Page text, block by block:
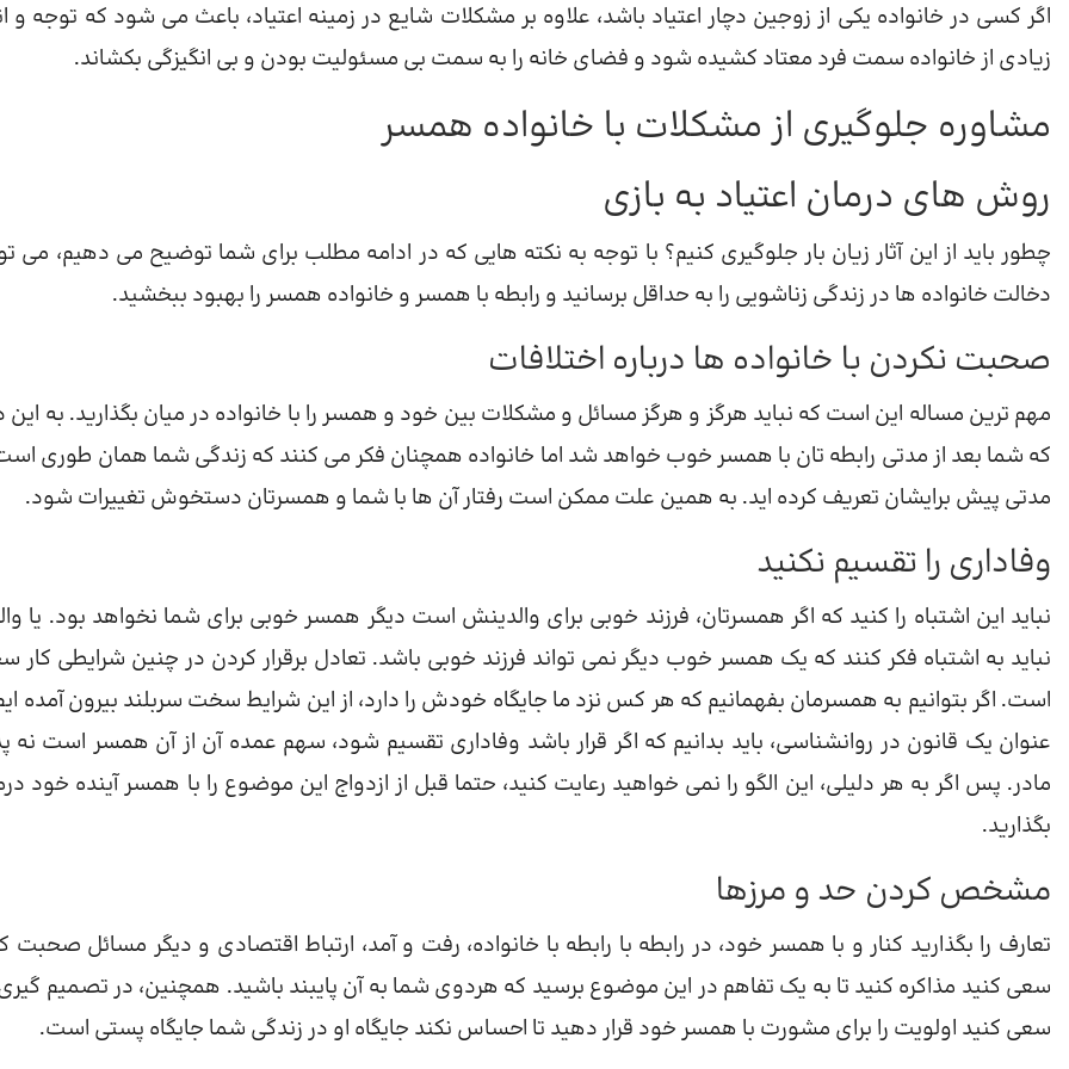
اگر کسی در خانواده یکی از زوجین دچار اعتیاد باشد، علاوه بر مشکلات شایع در زمینه اعتیاد، باعث می شود که توجه و
زیادی از خانواده سمت فرد معتاد کشیده شود و فضای خانه را به سمت بی مسئولیت بودن و بی انگیزگی بکشاند.
مشاوره جلوگیری از مشکلات با خانواده همسر
روش های درمان اعتیاد به بازی
چطور باید از این آثار زیان بار جلوگیری کنیم؟ با توجه به نکته هایی که در ادامه مطلب برای شما توضیح می دهیم، می
دخالت خانواده ها در زندگی زناشویی را به حداقل برسانید و رابطه با همسر و خانواده همسر را بهبود ببخشید.
صحبت نکردن با خانواده ها درباره اختلافات
مهم ترین مساله این است که نباید هرگز و هرگز مسائل و مشکلات بین خود و همسر را با خانواده در میان بگذارید. به این
که شما بعد از مدتی رابطه تان با همسر خوب خواهد شد اما خانواده همچنان فکر می کنند که زندگی شما همان طوری
مدتی پیش برایشان تعریف کرده اید. به همین علت ممکن است رفتار آن ها با شما و همسرتان دستخوش تغییرات شود.
وفاداری را تقسیم نکنید
نباید این اشتباه را کنید که اگر همسرتان، فرزند خوبی برای والدینش است دیگر همسر خوبی برای شما نخواهد بود. یا
نباید به اشتباه فکر کنند که یک همسر خوب دیگر نمی تواند فرزند خوبی باشد. تعادل برقرار کردن در چنین شرایطی کار
است. اگر بتوانیم به همسرمان بفهمانیم که هر کس نزد ما جایگاه خودش را دارد، از این شرایط سخت سربلند بیرون آمده
عنوان یک قانون در روانشناسی، باید بدانیم که اگر قرار باشد وفاداری تقسیم شود، سهم عمده آن از آن همسر است نه
مادر. پس اگر به هر دلیلی، این الگو را نمی خواهید رعایت کنید، حتما قبل از ازدواج این موضوع را با همسر آینده خود
بگذارید.
مشخص کردن حد و مرزها
تعارف را بگذارید کنار و با همسر خود، در رابطه با رابطه با خانواده، رفت و آمد، ارتباط اقتصادی و دیگر مسائل صحبت
سعی کنید مذاکره کنید تا به یک تفاهم در این موضوع برسید که هردوی شما به آن پایبند باشید. همچنین، در تصمیم
سعی کنید اولویت را برای مشورت با همسر خود قرار دهید تا احساس نکند جایگاه او در زندگی شما جایگاه پستی است.